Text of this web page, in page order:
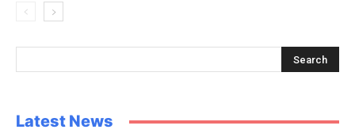
Latest News